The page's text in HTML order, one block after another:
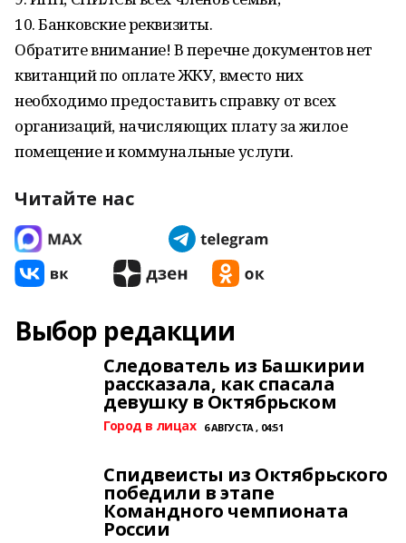
10. Банковские реквизиты.
Обратите внимание! В перечне документов нет
квитанций по оплате ЖКУ, вместо них
необходимо предоставить справку от всех
организаций, начисляющих плату за жилое
помещение и коммунальные услуги.
Читайте нас
Выбор редакции
Следователь из Башкирии
рассказала, как спасала
девушку в Октябрьском
Город в лицах 6 АВГУСТА , 04:51
Спидвеисты из Октябрьского
победили в этапе
Командного чемпионата
России